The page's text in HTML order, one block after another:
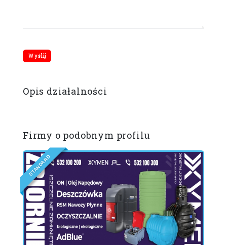
Opis działalności
Firmy o podobnym profilu
STANDAR
D